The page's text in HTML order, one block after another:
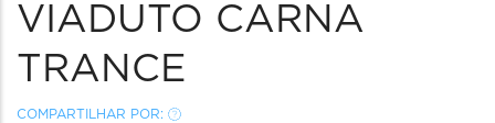
VIADUTO CARNA
TRANCE
COMPARTILHAR POR: